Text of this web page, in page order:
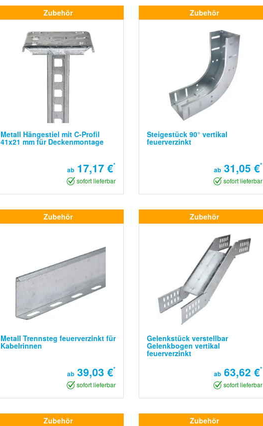
Zubehör
Metall Hängestiel mit C-Profil
41x21 mm für Deckenmontage
ab 17,17 €*
sofort lieferbar
Zubehör
Steigestück 90° vertikal
feuerverzinkt
ab31,05 €*
sofort lieferbar
Zubehör
Metall Trennsteg feuerverzinkt für
Kabelrinnen
ab 39,03 €*
sofort lieferbar
Zubehör
Gelenkstück verstellbar
Gelenkbogen vertikal
feuerverzinkt
ab63,62 €*
sofort lieferbar
Zubehör Zubehör